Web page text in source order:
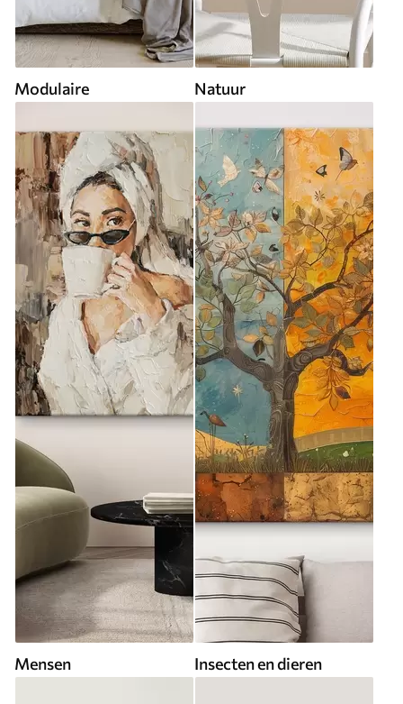
Modulaire Natuur
Mensen Insecten en dieren